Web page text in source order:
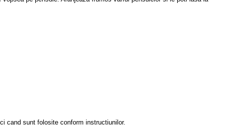
cand sunt folosite conform instructiunilor.